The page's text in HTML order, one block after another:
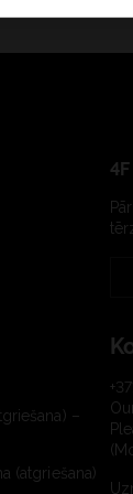
–
(atgriešana)